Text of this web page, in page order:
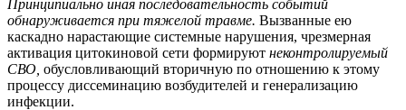
Принципиально иная последовательность событий
обнаруживается при тяжелой травме. Вызванные ею
каскадно нарастающие системные нарушения, чрезмерная
активация цитокиновой сети формируют неконтролируемый
СВО, обусловливающий вторичную по отношению к этому
процессу диссеминацию возбудителей и генерализацию
инфекции.